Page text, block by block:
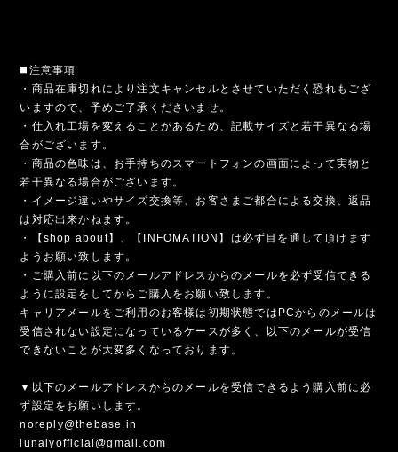
◼️注意事項
・商品在庫切れにより注文キャンセルとさせていただく恐れもござ
いますので、予めご了承くださいませ。
・仕入れ工場を変えることがあるため、記載サイズと若干異なる場
合がございます。
・商品の色味は、お手持ちのスマートフォンの画面によって実物と
若干異なる場合がございます。
・イメージ違いやサイズ交換等、お客さまご都合による交換、返品
は対応出来かねます。
・【shop about】、【INFOMATION】は必ず目を通して頂けます
ようお願い致します。
・ご購入前に以下のメールアドレスからのメールを必ず受信できる
ように設定をしてからご購入をお願い致します。
キャリアメールをご利用のお客様は初期状態ではPCからのメールは
受信されない設定になっているケースが多く、以下のメールが受信
できないことが大変多くなっております。
▼以下のメールアドレスからのメールを受信できるよう購入前に必
ず設定をお願いします。
noreply@thebase.in
lunalyofficial@gmail.com